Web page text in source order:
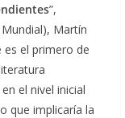
”,
Martín
es el primero de
el nivel inicial
que implicaría la